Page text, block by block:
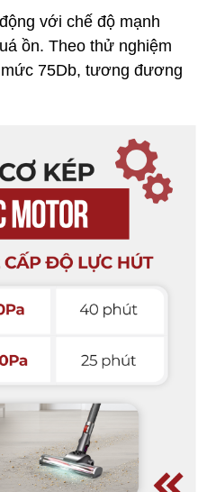
với chế độ mạnh
ồn. Theo thử nghiệm
75Db, tương đương